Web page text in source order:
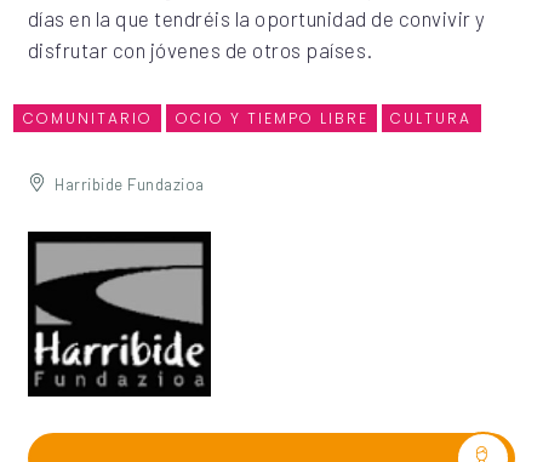
días en la que tendréis la oportunidad de convivir y
disfrutar con jóvenes de otros países.
COMUNITARIO OCIO Y TIEMPO LIBRE CULTURA
Harribide Fundazioa